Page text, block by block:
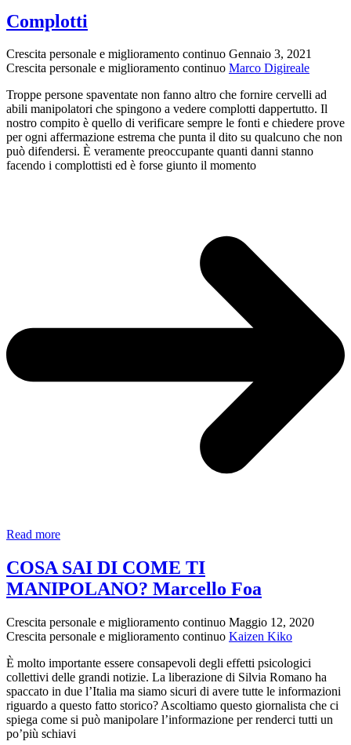
cosa
c’è
sapere
Complotti
Crescita personale e miglioramento continuo Gennaio 3, 2021
Crescita personale e miglioramento continuo Marco Digireale
Troppe persone spaventate non fanno altro che fornire cervelli ad
abili manipolatori che spingono a vedere complotti dappertutto. Il
nostro compito è quello di verificare sempre le fonti e chiedere prove
per ogni affermazione estrema che punta il dito su qualcuno che non
può difendersi. È veramente preoccupante quanti danni stanno
facendo i complottisti ed è forse giunto il momento
Read moreComplotti
COSA SAI DI COME TI
MANIPOLANO? Marcello Foa
Crescita personale e miglioramento continuo Maggio 12, 2020
Crescita personale e miglioramento continuo Kaizen Kiko
È molto importante essere consapevoli degli effetti psicologici
collettivi delle grandi notizie. La liberazione di Silvia Romano ha
spaccato in due l’Italia ma siamo sicuri di avere tutte le informazioni
riguardo a questo fatto storico? Ascoltiamo questo giornalista che ci
spiega come si può manipolare l’informazione per renderci tutti un
po’più schiavi